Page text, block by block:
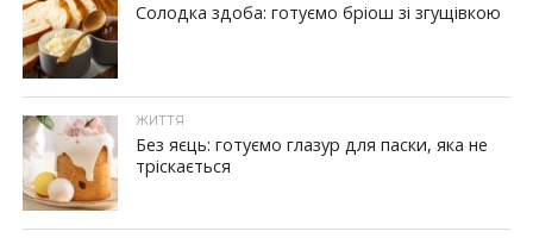
Солодка здоба: готуємо бріош зі згущівкою
ЖИТТЯ
Без яєць: готуємо глазур для паски, яка не
тріскається